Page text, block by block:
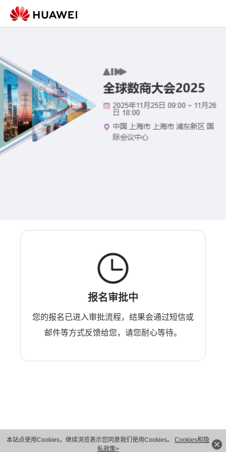
本站点使用Cookies，继续浏览表示您同意我们使用Cookies。 Cookies和隐
私政策>
报名审批中
您的报名已进入审批流程，结果会通过短信或
邮件等方式反馈给您，请您耐心等待。
版权所有 © 华为技术有限公司 1998-2026。 保留一切权利。粤A2-20044005号